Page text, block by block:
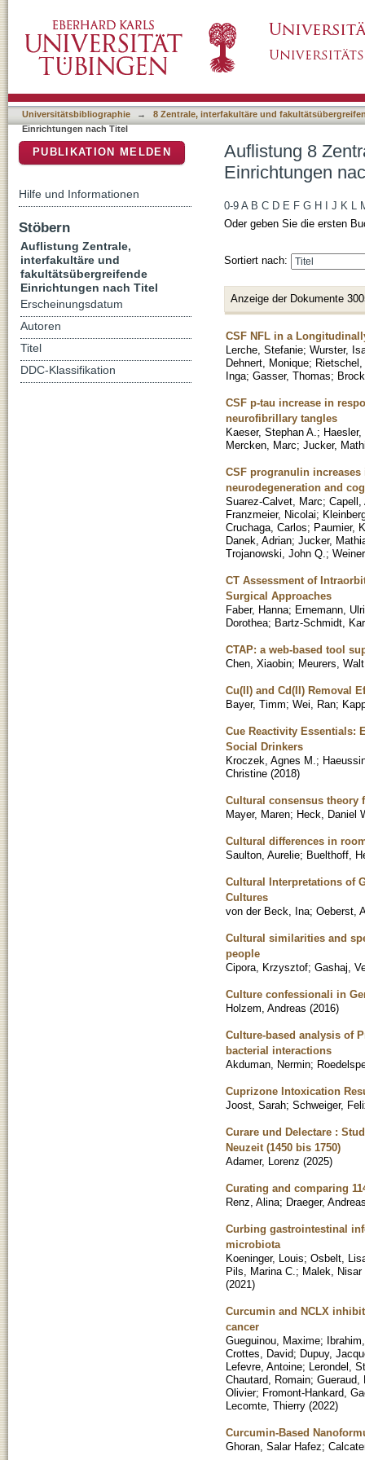
Universitätsbibliographie →
8 Zentrale, interfakultäre und
Einrichtungen nach Titel
Auflistung 8
Einrichtungen
0-9 A B C D E F G H J K L
Oder geben Sie die ersten
Sortiert nach:
Anzeige der Dokumente
CSF NFL in a
Lerche, Stefanie; Wurster,
Dehnert, Monique; Rietschel,
Inga; Gasser, Thomas;
CSF p-tau increase in
neurofibrillary tangles
Kaeser, Stephan A. ;
Mercken, Marc; Jucker,
CSF progranulin
neurodegeneration and
Suarez-Calvet, Marc; Capell,
Franzmeier, Nicolai;
Cruchaga, Carlos; Paumier,
Danek, Adrian; Jucker,
Trojanowski, John Q. ;
CT Assessment of
Surgical Approaches
Faber, Hanna; Ernemann,
Dorothea; Bartz-Schmidt,
CTAP: a web-based tool
Chen, Xiaobin; Meurers,
Cu(II) and Cd(II) Removal
Bayer, Timm; Wei, Ran;
Cue Reactivity Essentials:
Social Drinkers
Kroczek, Agnes M. ;
Christine (2018)
Cultural consensus theory
Mayer, Maren; Heck, Daniel
Cultural differences in
Saulton, Aurelie; Buelthoff,
Cultural Interpretations of
Cultures
von der Beck, Ina; Oeberst,
Cultural similarities and
people
Cipora, Krzysztof; Gashaj,
Culture confessionali in
Holzem, Andreas (2016)
Culture-based analysis of
bacterial interactions
Akduman, Nermin;
Cuprizone Intoxication
Joost, Sarah; Schweiger,
Curare und Delectare :
Neuzeit (1450 bis 1750)
Adamer, Lorenz (2025)
Curating and comparing
Renz, Alina; Draeger,
Curbing gastrointestinal
microbiota
Koeninger, Louis; Osbelt,
Pils, Marina C. ; Malek, Nisar
(2021)
Curcumin and NCLX
cancer
Gueguinou, Maxime;
Crottes, David; Dupuy,
Lefevre, Antoine; Lerondel,
Chautard, Romain; Gueraud,
Olivier; Fromont-Hankard,
Lecomte, Thierry (2022)
Curcumin-Based
Ghoran, Salar Hafez;
PUBLIKATION MELDEN
Hilfe und Informationen
Stöbern
Auflistung Zentrale,
interfakultäre und
fakultätsübergreifende
Einrichtungen nach Titel
Erscheinungsdatum
Autoren
Titel
DDC-Klassifikation